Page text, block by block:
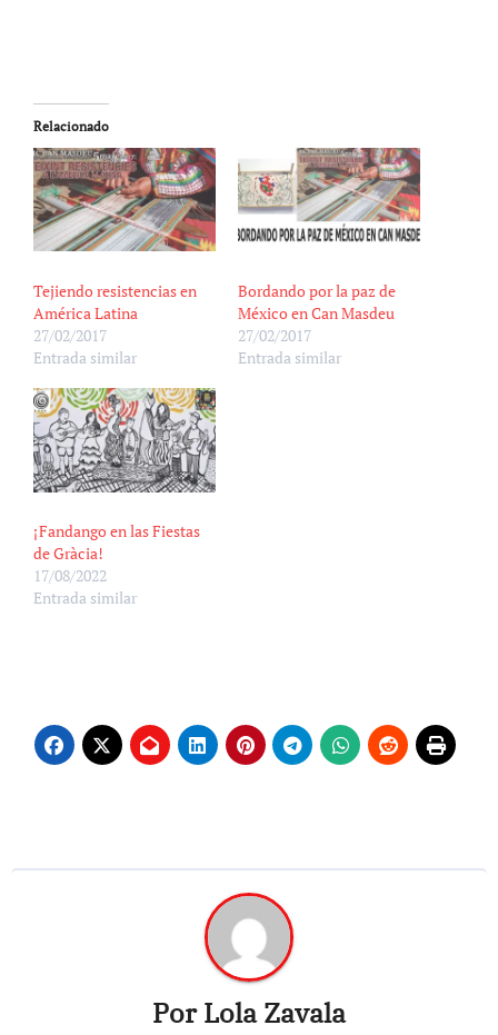
Relacionado
Tejiendo resistencias en
América Latina
27/02/2017
Entrada similar
Bordando por la paz de
México en Can Masdeu
27/02/2017
Entrada similar
¡Fandango en las Fiestas
de Gràcia!
17/08/2022
Entrada similar
PorLola Zavala